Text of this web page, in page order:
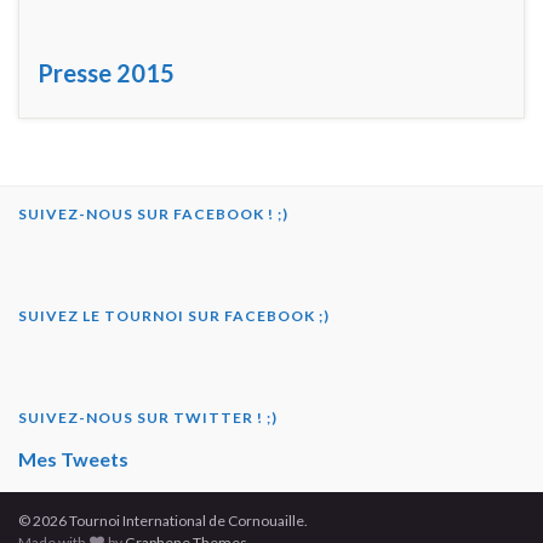
Presse 2015
SUIVEZ-NOUS SUR FACEBOOK ! ;)
SUIVEZ LE TOURNOI SUR FACEBOOK ;)
SUIVEZ-NOUS SUR TWITTER ! ;)
Mes Tweets
© 2026 Tournoi International de Cornouaille.